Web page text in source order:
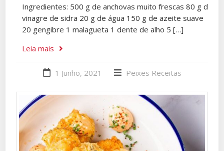
Ingredientes: 500 g de anchovas muito frescas 80 g de
vinagre de sidra 20 g de água 150 g de azeite suave
20 gengibre 1 malagueta 1 dente de alho 5 […]
Leia mais
1 Junho, 2021 Peixes Receitas